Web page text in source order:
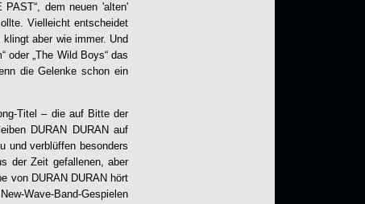
PAST“, dem neuen 'alten'
Vielleicht entscheidet
aber wie immer. Und
oder „The Wild Boys“ das
die Gelenke schon ein
Titel – die auf Bitte der
DURAN DURAN auf
und verblüffen besonders
der Zeit gefallenen, aber
von DURAN DURAN hört
Wave-Band-Gespielen